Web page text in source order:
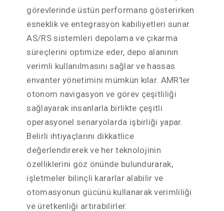
görevlerinde üstün performans gösterirken
esneklik ve entegrasyon kabiliyetleri sunar.
AS/RS sistemleri depolama ve çıkarma
süreçlerini optimize eder, depo alanının
verimli kullanılmasını sağlar ve hassas
envanter yönetimini mümkün kılar. AMR'ler
otonom navigasyon ve görev çeşitliliği
sağlayarak insanlarla birlikte çeşitli
operasyonel senaryolarda işbirliği yapar.
Belirli ihtiyaçlarını dikkatlice
değerlendirerek ve her teknolojinin
özelliklerini göz önünde bulundurarak,
işletmeler bilinçli kararlar alabilir ve
otomasyonun gücünü kullanarak verimliliği
ve üretkenliği artırabilirler.